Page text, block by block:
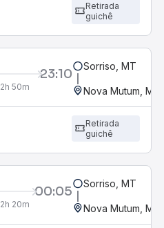
Retirada
guichê
23:10
2h 50m
Sorriso, MT
Nova Mutum, MT
Retirada
guichê
00:05
2h 20m
Sorriso, MT
Nova Mutum, MT